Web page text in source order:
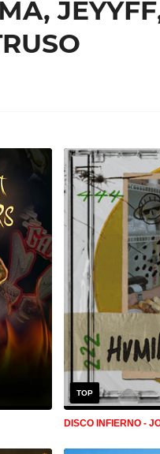
TOP
DISCO INFIERNO -